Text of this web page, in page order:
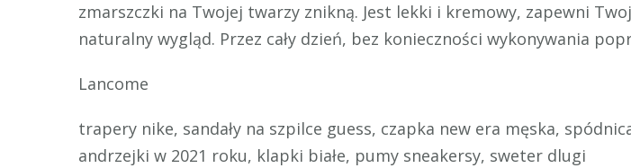
zmarszczki na Twojej twarzy znikną. Jest lekki i kremowy, zapewni
naturalny wygląd. Przez cały dzień, bez konieczności wykonywania
Lancome
trapery nike, sandały na szpilce guess, czapka new era męska,
andrzejki w 2021 roku, klapki białe, pumy sneakersy, sweter dlugi